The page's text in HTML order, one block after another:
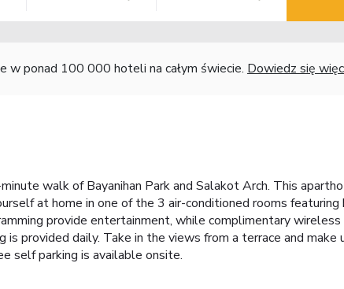
w ponad 100 000 hoteli na całym świecie. Dowiedz się
walk of Bayanihan Park and Salakot Arch. This
at home in one of the 3 air-conditioned rooms
provide entertainment, while complimentary
provided daily. Take in the views from a terrace and make
self parking is available onsite.